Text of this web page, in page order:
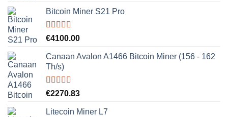
Bitcoin Miner S21 Pro
Rated5.00
€4100.00
Canaan Avalon A1466 Bitcoin Miner (156 - 162
Th/s)
Rated5.00
€2270.83
Litecoin Miner L7